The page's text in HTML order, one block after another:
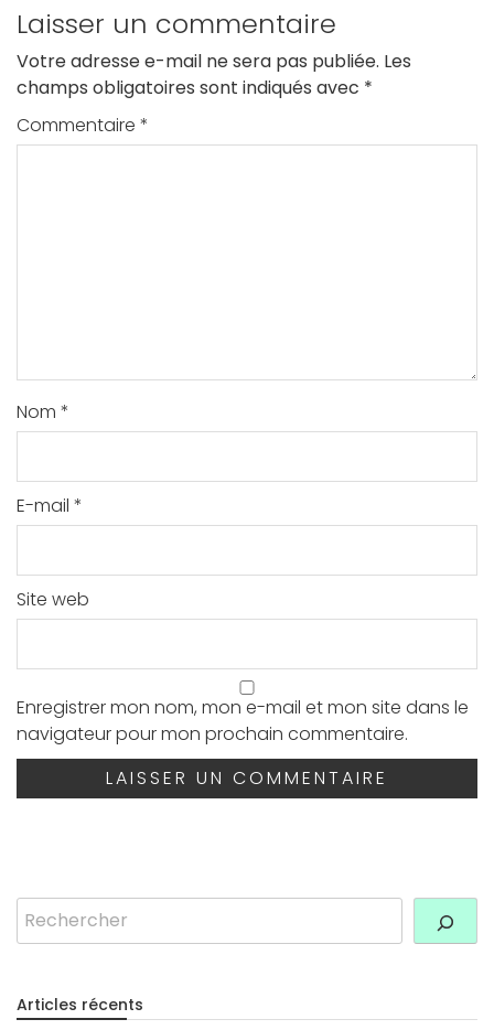
Maritime !
Laisser un commentaire
Votre adresse e-mail ne sera pas publiée. Les
champs obligatoires sont indiqués avec *
Commentaire *
Nom *
E-mail *
Site web
Enregistrer mon nom, mon e-mail et mon site dans le
navigateur pour mon prochain commentaire.
Rechercher
Articles récents